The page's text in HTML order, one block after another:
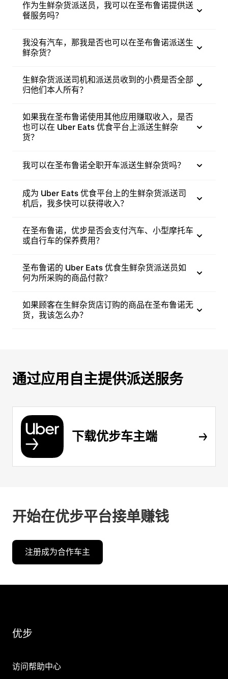
作为生鲜杂货派送员，我可以在圣布鲁诺提供送
餐服务吗？
我没有汽车，那我是否也可以在圣布鲁诺派送生
鲜杂货？
生鲜杂货派送司机和派送员收到的小费是否全部
归他们本人所有？
如果我在圣布鲁诺使用其他应用赚取收入，是否
也可以在 Uber Eats 优食平台上派送生鲜杂
货？
我可以在圣布鲁诺全职开车派送生鲜杂货吗？
成为 Uber Eats 优食平台上的生鲜杂货派送司
机后，我多快可以获得收入？
在圣布鲁诺，优步是否会支付汽车、小型摩托车
或自行车的保养费用？
圣布鲁诺的 Uber Eats 优食生鲜杂货派送员如
何为所采购的商品付款？
如果顾客在生鲜杂货店订购的商品在圣布鲁诺无
货，我该怎么办？
通过应用自主提供派送服务
下载优步车主端
开始在优步平台接单赚钱
注册成为合作车主
优步
访问帮助中心